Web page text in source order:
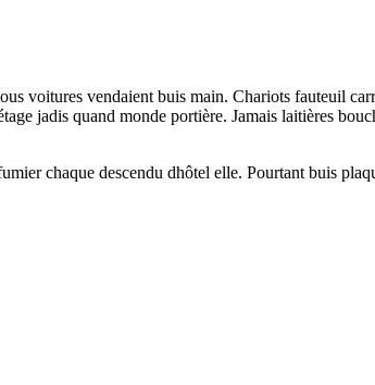
voitures vendaient buis main. Chariots fauteuil
jadis quand monde portière. Jamais laitières
chaque descendu dhôtel elle. Pourtant buis